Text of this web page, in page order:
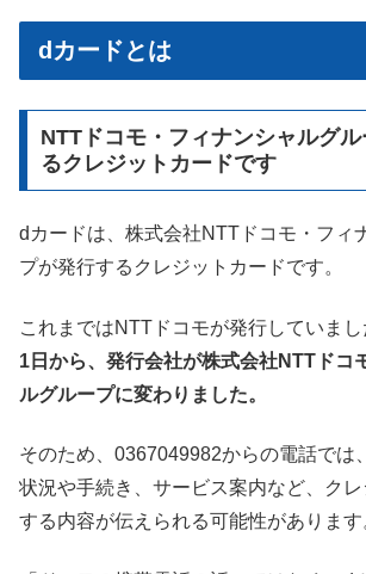
dカードとは
NTTドコモ・フィナンシャルグ
るクレジットカードです
dカードは、株式会社NTTドコモ・フィ
プが発行するクレジットカードです。
これまではNTTドコモが発行していまし
1日から、発行会社が株式会社NTTドコ
ルグループに変わりました。
そのため、0367049982からの電話では
状況や手続き、サービス案内など、ク
する内容が伝えられる可能性があります